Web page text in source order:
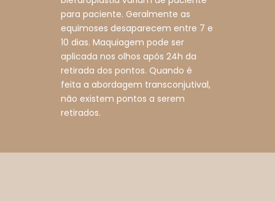
para paciente. Geralmente as
equimoses desaparecem entre 7 e
10 dias. Maquiagem pode ser
aplicada nos olhos após 24h da
retirada dos pontos. Quando é
feita a abordagem transconjutival,
não existem pontos a serem
retirados.